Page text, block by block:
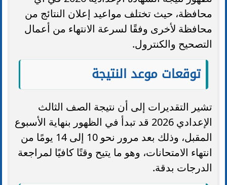
محافظة، حيث تختلف مواعيد إعلان النتائج من
محافظة لأخرى وفقًا لسرعة الانتهاء من أعمال
التصحيح والكنترول.
توقعات موعد النتيجة
تشير التقديرات إلى أن نتيجة الصف الثالث
الإعدادي 2026 قد تبدأ في الظهور بنهاية الأسبوع
المقبل، وذلك بعد مرور نحو 10 إلى 14 يومًا من
انتهاء الامتحانات، وهو ما يتيح وقتًا كافيًا لمراجعة
الدرجات بدقة.